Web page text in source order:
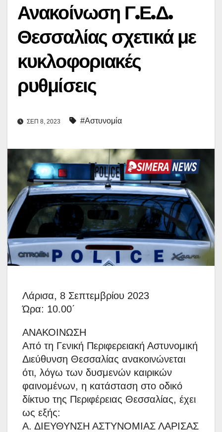
Ανακοίνωση Γ.Ε.Δ.
Θεσσαλίας σχετικά με
κυκλοφοριακές
ρυθμίσεις
ΣΕΠ 8, 2023 #Αστυνομία
Λάρισα, 8 Σεπτεμβρίου 2023
Ώρα: 10.00΄
ΑΝΑΚΟΙΝΩΣΗ
Από τη Γενική Περιφερειακή Αστυνομική
Διεύθυνση Θεσσαλίας ανακοινώνεται
ότι, λόγω των δυσμενών καιρικών
φαινομένων, η κατάσταση στο οδικό
δίκτυο της Περιφέρειας Θεσσαλίας, έχει
ως εξής:
Α. ΔΙΕΥΘΥΝΣΗ ΑΣΤΥΝΟΜΙΑΣ ΛΑΡΙΣΑΣ